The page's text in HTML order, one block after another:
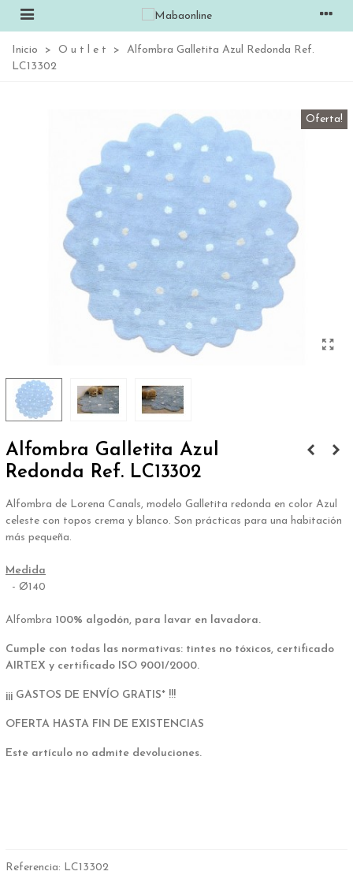
Inicio > O u t l e t >
Alfombra Galletita Azul Redonda Ref.
LC13302
Oferta!
Alfombra Galletita Azul
Redonda Ref. LC13302
Alfombra de Lorena Canals, modelo Galletita redonda en color Azul
celeste con topos crema y blanco. Son prácticas para una habitación
más pequeña.
Medida
- Ø140
Alfombra 100% algodón, para lavar en lavadora.
Cumple con todas las normativas: tintes no tóxicos, certificado
AIRTEX y certificado ISO 9001/2000.
¡¡¡ GASTOS DE ENVÍO GRATIS* !!!
OFERTA HASTA FIN DE EXISTENCIAS
Este artículo no admite devoluciones.
Referencia: LC13302